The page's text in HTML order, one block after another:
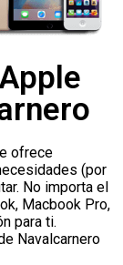
ofrece
(por
No importa el
Macbook Pro,
para ti.
Navalcarnero